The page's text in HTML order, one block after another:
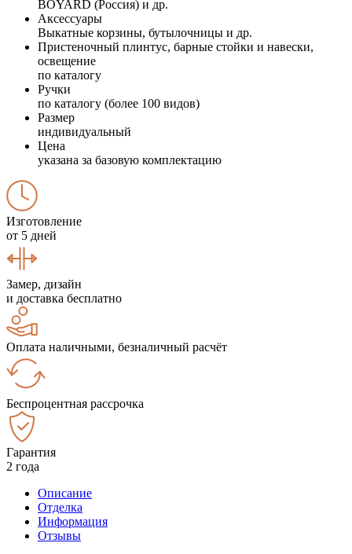
BOYARD (Россия) и др.
Аксессуары
Выкатные корзины, бутылочницы и др.
Пристеночный плинтус, барные стойки и навески,
освещение
по каталогу
Ручки
по каталогу (более 100 видов)
Размер
индивидуальный
Цена
указана за базовую комплектацию
Изготовление
от 5 дней
Замер, дизайн
и доставка бесплатно
Оплата наличными, безналичный расчёт
Беспроцентная рассрочка
Гарантия
2 года
Описание
Отделка
Информация
Отзывы